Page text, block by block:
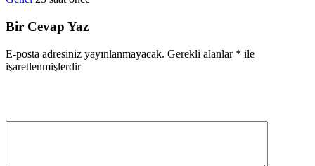
Bir Cevap Yaz
E-posta adresiniz yayınlanmayacak. Gerekli alanlar * ile
işaretlenmişlerdir